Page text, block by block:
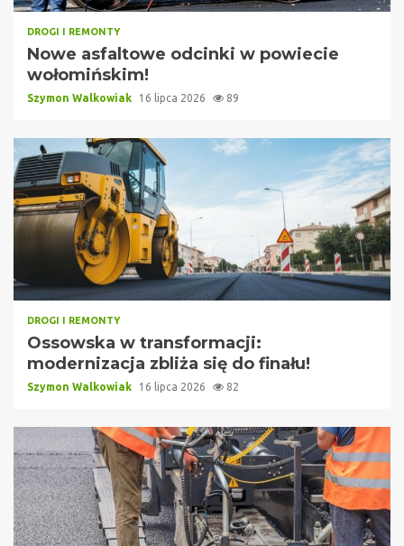
DROGI I REMONTY
Nowe asfaltowe odcinki w powiecie
wołomińskim!
Szymon Walkowiak 16 lipca 2026 89
DROGI I REMONTY
Ossowska w transformacji:
modernizacja zbliża się do finału!
Szymon Walkowiak 16 lipca 2026 82